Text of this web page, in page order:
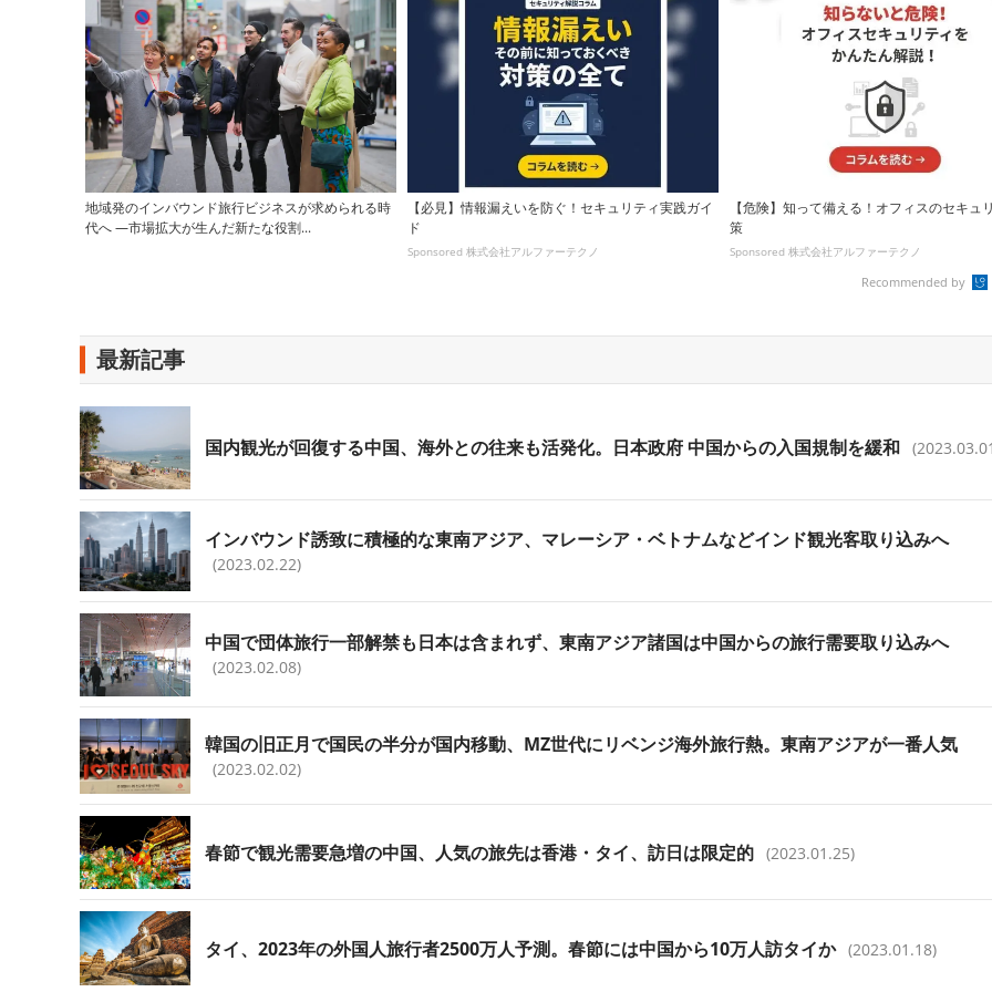
地域発のインバウンド旅行ビジネスが求められる時
代へ ―市場拡大が生んだ新たな役割...
【必見】情報漏えいを防ぐ！セキュリティ実践ガイ
ド
Sponsored 株式会社アルファーテクノ
【危険】知って備える！オフィスのセキュ
策
Sponsored 株式会社アルファーテクノ
Recommended by
最新記事
国内観光が回復する中国、海外との往来も活発化。日本政府 中国からの入国規制を緩和
インバウンド誘致に積極的な東南アジア、マレーシア・ベトナムなどインド観光客取り込みへ
(2023.02.22)
中国で団体旅行一部解禁も日本は含まれず、東南アジア諸国は中国からの旅行需要取り込みへ
(2023.02.08)
韓国の旧正月で国民の半分が国内移動、MZ世代にリベンジ海外旅行熱。東南アジアが一番人気
(2023.02.02)
春節で観光需要急増の中国、人気の旅先は香港・タイ、訪日は限定的 (2023.01.25)
タイ、2023年の外国人旅行者2500万人予測。春節には中国から10万人訪タイか (2023.01.18)